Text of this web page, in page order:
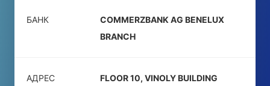
БАНК
COMMERZBANK AG BENELUX
BRANCH
АДРЕС
FLOOR 10, VINOLY BUILDING